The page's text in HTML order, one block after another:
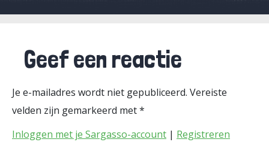
Geef een reactie
Je e-mailadres wordt niet gepubliceerd. Vereiste
velden zijn gemarkeerd met*
Inloggen met je Sargasso-account | Registreren